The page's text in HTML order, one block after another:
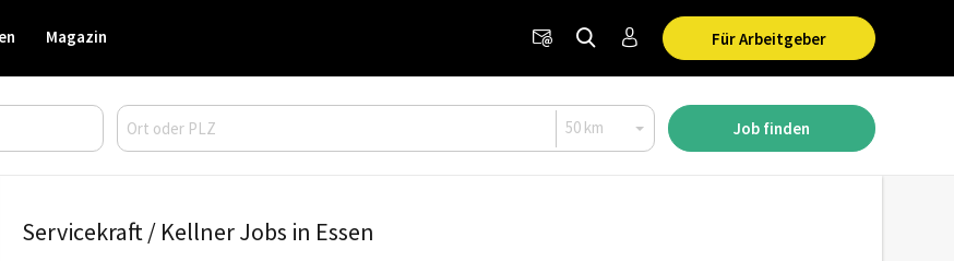
Für Arbeitgeber
Magazin
Job finden
Servicekraft / Kellner Jobs in Essen